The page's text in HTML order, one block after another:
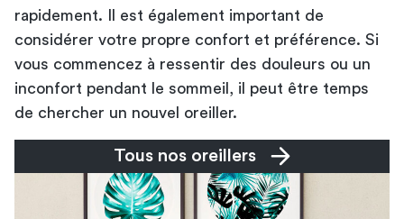
rapidement. Il est également important de
considérer votre propre confort et préférence. Si
vous commencez à ressentir des douleurs ou un
inconfort pendant le sommeil, il peut être temps
de chercher un nouvel oreiller.
Tous nos oreillers